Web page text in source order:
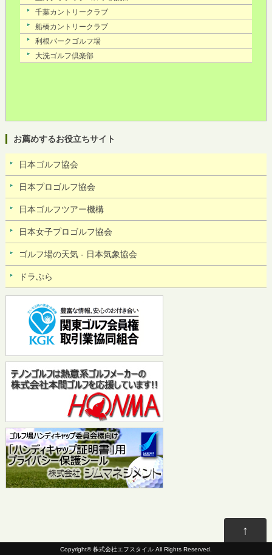
お薦めするお役立ちサイト
日本ゴルフ協会
日本プロゴルフ協会
日本ゴルフツアー機構
日本女子プロゴルフ協会
ゴルフ場の天気 - 日本気象協会
ドラぷら
↑
Copyright©株式会社エフスタイル All Rights Reserved.